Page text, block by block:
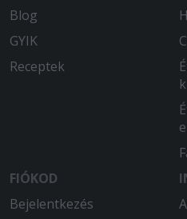
Blog
GYIK
Receptek
FIÓKOD
Bejelentkezés